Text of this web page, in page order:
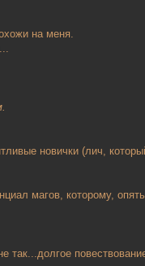
на меня.
новички (лич,
магов, которому,
так...долгое